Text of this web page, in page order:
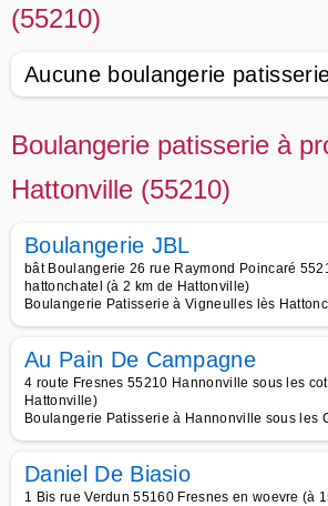
(55210)
Aucune boulangerie
Boulangerie patisserie à
Hattonville (55210)
Boulangerie JBL
bât Boulangerie 26 rue Raymond Poincaré
hattonchatel (à 2 km de Hattonville)
Boulangerie Patisserie à Vigneulles lès
Au Pain De Campagne
4 route Fresnes 55210 Hannonville sous les
Hattonville)
Boulangerie Patisserie à Hannonville sous les
Daniel De Biasio
1 Bis rue Verdun 55160 Fresnes en woevre (à